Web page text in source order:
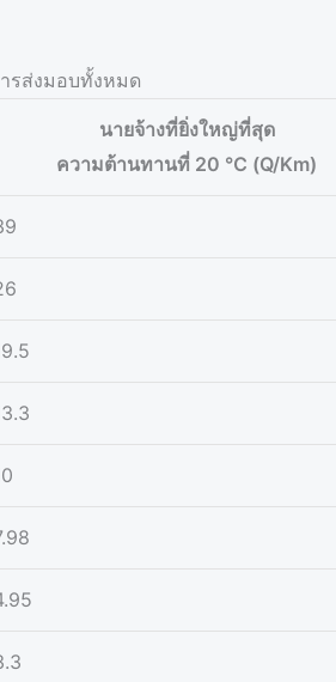
รส่งมอบทั้งหมด
นายจ้างที่ยิ่งใหญ่ที่สุด
ความต้านทานที่ 20 ℃ (Q/Km)